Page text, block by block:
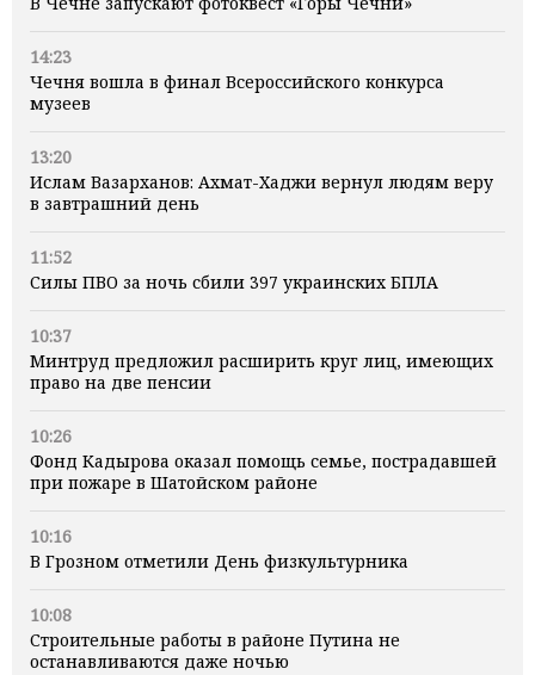
14:23
Чечня вошла в финал Всероссийского конкурса
музеев
13:20
Ислам Вазарханов: Ахмат-Хаджи вернул людям веру
в завтрашний день
11:52
Силы ПВО за ночь сбили 397 украинских БПЛА
10:37
Минтруд предложил расширить круг лиц, имеющих
право на две пенсии
10:26
Фонд Кадырова оказал помощь семье, пострадавшей
при пожаре в Шатойском районе
10:16
В Грозном отметили День физкультурника
10:08
Строительные работы в районе Путина не
останавливаются даже ночью